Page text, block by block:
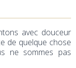
avec douceur
de quelque chose
ne sommes pas